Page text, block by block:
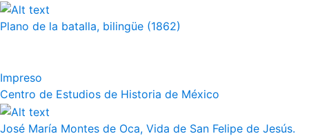
Plano de la batalla, bilingüe (1862)
Impreso
Centro de Estudios de Historia de México
José María Montes de Oca, Vida de San Felipe de Jesús.